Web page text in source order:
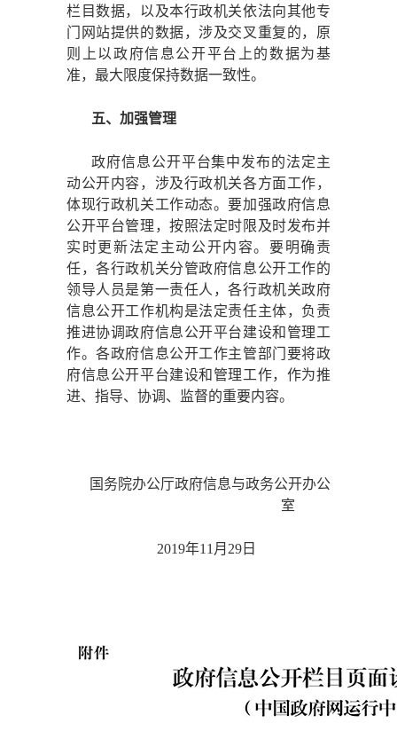
栏目数据，以及本行政机关依法向其他专
门网站提供的数据，涉及交叉重复的，原
则上以政府信息公开平台上的数据为基
准，最大限度保持数据一致性。
五、加强管理
政府信息公开平台集中发布的法定主
动公开内容，涉及行政机关各方面工作，
体现行政机关工作动态。要加强政府信息
公开平台管理，按照法定时限及时发布并
实时更新法定主动公开内容。要明确责
任，各行政机关分管政府信息公开工作的
领导人员是第一责任人，各行政机关政府
信息公开工作机构是法定责任主体，负责
推进协调政府信息公开平台建设和管理工
作。各政府信息公开工作主管部门要将政
府信息公开平台建设和管理工作，作为推
进、指导、协调、监督的重要内容。
国务院办公厅政府信息与政务公开办公
室
2019年11月29日